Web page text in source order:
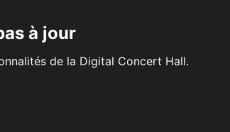
à jour
de la Digital Concert Hall.